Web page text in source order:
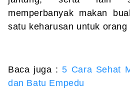
memperbanyak makan
satu keharusan untuk
Baca juga :5 Cara Sehat
dan Batu Empedu